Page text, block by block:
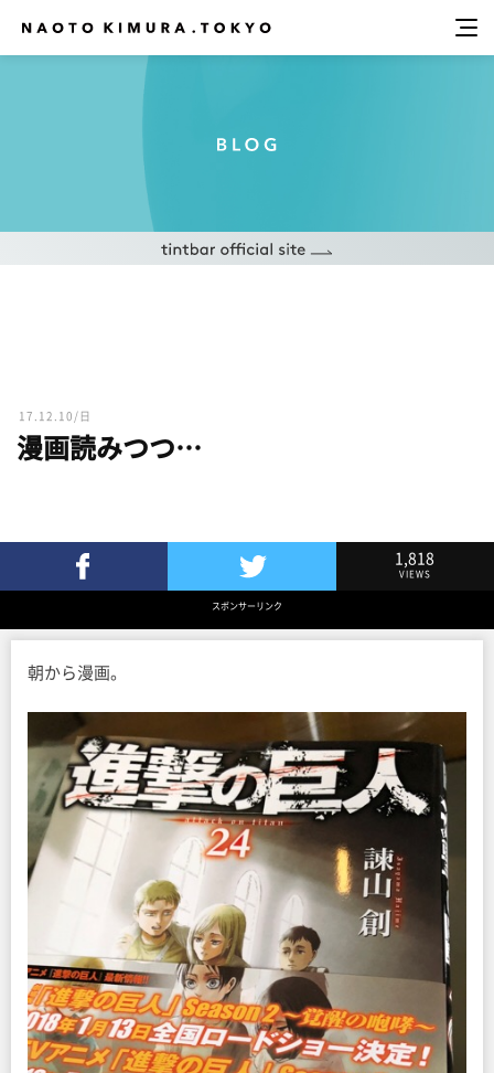
17.12.10/日
漫画読みつつ…
Twitterでツイート
1,818
VIEWS
スポンサーリンク
朝から漫画。